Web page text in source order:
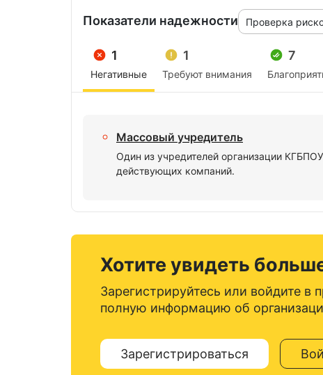
Показатели надежности Проверка
1
Негативные
1
Требуют внимания
7
Массовый учредитель
Один из учредителей организации
действующих компаний.
Хотите увидеть
Зарегистрируйтесь или войдите в
полную информацию об
Зарегистрироваться